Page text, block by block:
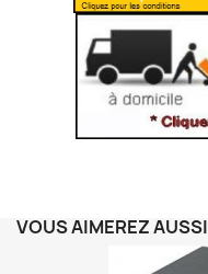
VOUS AIMEREZ AUSSI